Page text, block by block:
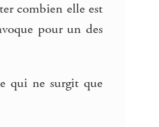
combien elle est
pour un des
qui ne surgit que